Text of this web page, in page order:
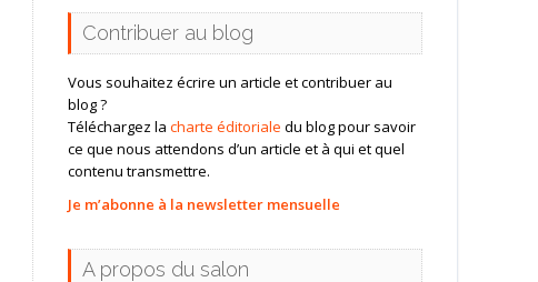
Contribuer au blog
Vous souhaitez écrire un article et contribuer au
blog ?
Téléchargez lacharte éditoriale du blog pour savoir
ce que nous attendons d’un article et à qui et quel
contenu transmettre.
Je m’abonne à la newsletter mensuelle
A propos du salon